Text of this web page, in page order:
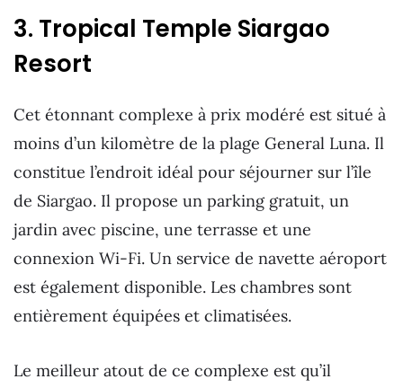
3. Tropical Temple Siargao
Resort
Cet étonnant complexe à prix modéré est situé à
moins d’un kilomètre de la plage General Luna. Il
constitue l’endroit idéal pour séjourner sur l’île
de Siargao. Il propose un parking gratuit, un
jardin avec piscine, une terrasse et une
connexion Wi-Fi. Un service de navette aéroport
est également disponible. Les chambres sont
entièrement équipées et climatisées.
Le meilleur atout de ce complexe est qu’il